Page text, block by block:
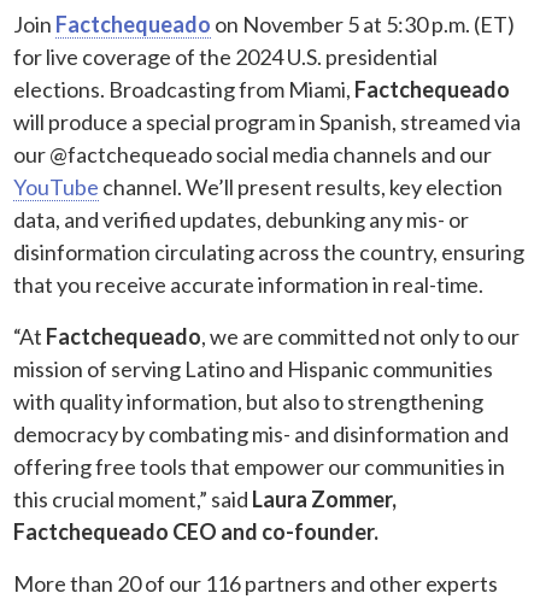
Join Factchequeado on November 5 at 5:30 p.m. (ET)
for live coverage of the 2024 U.S. presidential
elections. Broadcasting from Miami, Factchequeado
will produce a special program in Spanish, streamed via
our @factchequeado social media channels and our
YouTube channel. We’ll present results, key election
data, and verified updates, debunking any mis- or
disinformation circulating across the country, ensuring
that you receive accurate information in real-time.
“At Factchequeado, we are committed not only to our
mission of serving Latino and Hispanic communities
with quality information, but also to strengthening
democracy by combating mis- and disinformation and
offering free tools that empower our communities in
this crucial moment,” said Laura Zommer,
Factchequeado CEO and co-founder.
More than 20 of our 116 partners and other experts